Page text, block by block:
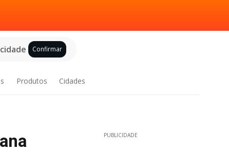
Confirmar
Produtos Cidades
PUBLICIDADE